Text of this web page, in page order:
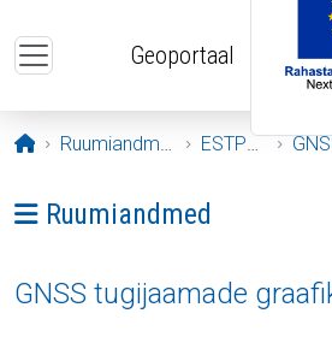
Geoportaal
Avaleht
Ruumiandmed ESTPOS
Ava menüü: Ruumiandmed
Ruumiandmed
GNSS tugijaamade